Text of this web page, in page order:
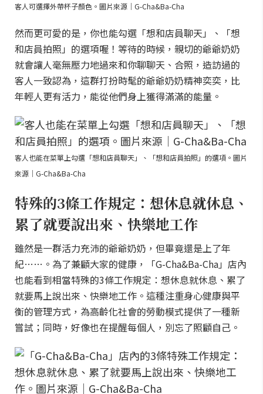
客人可選擇外帶杯子顏色。圖片來源｜G-Cha&Ba-Cha
然而更可愛的是，你也能勾選「想和店員聊天」、「想
和店員拍照」的選項喔！等待的時候，親切的爺爺奶奶
就會讓人毫無壓力地過來和你聊聊天、合照，造訪過的
客人一致認為，這群打扮時髦的爺爺奶奶精神奕奕，比
年輕人更有活力，能從他們身上獲得滿滿的能量。
客人也能在菜單上勾選「想和店員聊天」、「想和店員拍照」的選項。圖片
來源｜G-Cha&Ba-Cha
特殊的3條工作規定：想休息就休息、
累了就要說出來、快樂地工作
雖然是一群活力充沛的爺爺奶奶，但畢竟還是上了年
紀……。為了兼顧大家的健康，「G-Cha&Ba-Cha」店內
也能看到相當特殊的3條工作規定：想休息就休息、累了
就要馬上說出來、快樂地工作。這種注重身心健康與平
衡的管理方式，為高齡化社會的勞動模式提供了一種新
嘗試；同時，好像也在提醒每個人，別忘了照顧自己。